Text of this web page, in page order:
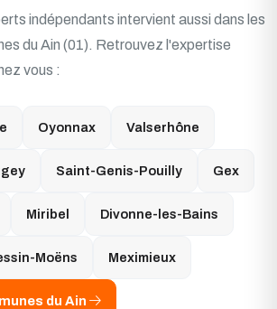
indépendants intervient aussi dans les
du Ain (01). Retrouvez l'expertise
vous :
Oyonnax Valserhône
Saint-Genis-Pouilly Gex
Miribel Divonne-les-Bains
Moëns Meximieux
du Ain